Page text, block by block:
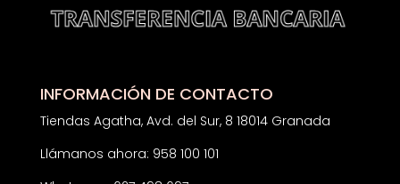
INFORMACIÓN DE CONTACTO
Tiendas Agatha, Avd. del Sur, 8 18014 Granada
Llámanos ahora: 958 100 101